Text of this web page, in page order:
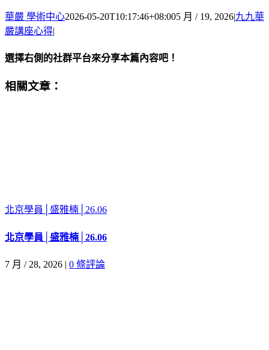
華嚴 學術中心2026-05-20T10:17:46+08:005 月 / 19, 2026|九九華
嚴講座心得|
選擇右側的社群平台來分享本篇內容吧！
Facebook
X
Email:
相關文章：
北京學員│盛雅楠│26.06
北京學員│盛雅楠│26.06
7 月 / 28, 2026 | 0 條評論